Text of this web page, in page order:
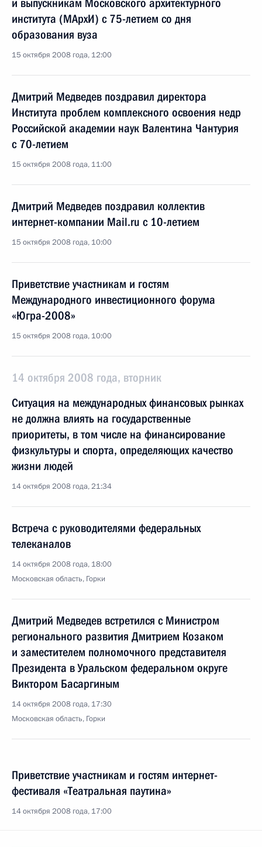
и выпускникам Московского архитектурного
института (МАрхИ) с 75-летием со дня
образования вуза
15 октября 2008 года, 12:00
Дмитрий Медведев поздравил директора
Института проблем комплексного освоения недр
Российской академии наук Валентина Чантурия
с 70-летием
15 октября 2008 года, 11:00
Дмитрий Медведев поздравил коллектив
интернет-компании Mail.ru с 10-летием
15 октября 2008 года, 10:00
Приветствие участникам и гостям
Международного инвестиционного форума
«Югра-2008»
15 октября 2008 года, 10:00
14 октября 2008 года, вторник
Ситуация на международных финансовых рынках
не должна влиять на государственные
приоритеты, в том числе на финансирование
физкультуры и спорта, определяющих качество
жизни людей
14 октября 2008 года, 21:34
Встреча с руководителями федеральных
телеканалов
14 октября 2008 года, 18:00
Московская область, Горки
Дмитрий Медведев встретился с Министром
регионального развития Дмитрием Козаком
и заместителем полномочного представителя
Президента в Уральском федеральном округе
Виктором Басаргиным
14 октября 2008 года, 17:30
Московская область, Горки
Приветствие участникам и гостям интернет-
фестиваля «Театральная паутина»
14 октября 2008 года, 17:00